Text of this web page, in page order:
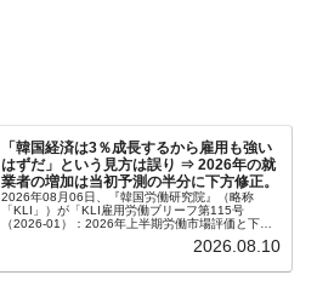
「韓国経済は3％成長するから雇用も強い
はずだ」という見方は誤り ⇒ 2026年の就
業者の増加は当初予測の半分に下方修正。
2026年08月06日、『韓国労働研究院』（略称
「KLI」）が「KLI雇用労働ブリーフ第115号
（2026-01）：2026年上半期労働市場評価と下半
度もご紹介していますが、政府が何よりも大...
2026.08.10